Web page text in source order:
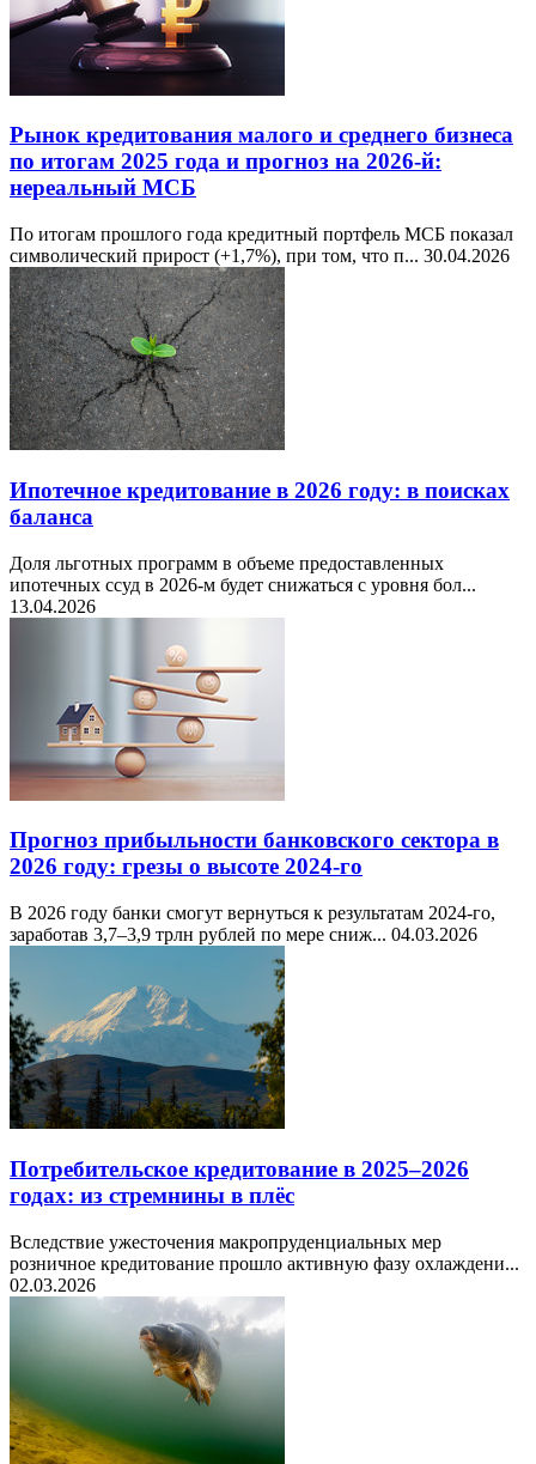
Рынок кредитования малого и среднего бизнеса
по итогам 2025 года и прогноз на 2026-й:
нереальный МСБ
По итогам прошлого года кредитный портфель МСБ показал
символический прирост (+1,7%), при том, что п... 30.04.2026
Ипотечное кредитование в 2026 году: в поисках
баланса
Доля льготных программ в объеме предоставленных
ипотечных ссуд в 2026-м будет снижаться с уровня бол...
13.04.2026
Прогноз прибыльности банковского сектора в
2026 году: грезы о высоте 2024-го
В 2026 году банки смогут вернуться к результатам 2024-го,
заработав 3,7–3,9 трлн рублей по мере сниж... 04.03.2026
Потребительское кредитование в 2025–2026
годах: из стремнины в плёс
Вследствие ужесточения макропруденциальных мер
розничное кредитование прошло активную фазу охлаждени...
02.03.2026